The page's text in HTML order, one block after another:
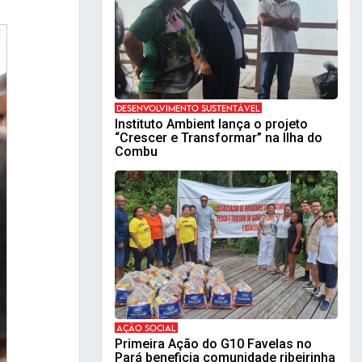
DESENVOLVIMENTO SUSTENTÁVEL
Instituto Ambient lança o projeto
“Crescer e Transformar” na Ilha do
Combu
AÇÃO SOCIAL
Primeira Ação do G10 Favelas no
Pará beneficia comunidade ribeirinha